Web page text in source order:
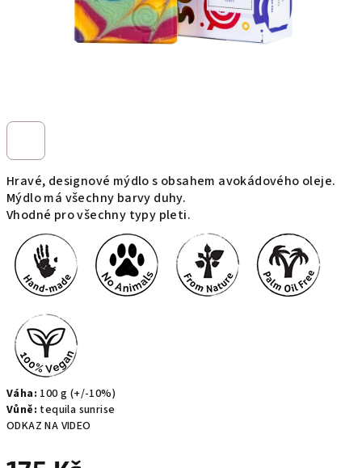
Hravé, designové mýdlo s obsahem avokádového oleje.
Mýdlo má všechny barvy duhy.
Vhodné pro všechny typy pleti.
Váha: 100 g (+/-10%)
Vůně: tequila sunrise
ODKAZ NA VIDEO